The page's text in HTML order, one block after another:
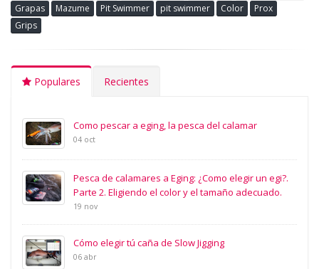
Grapas
Mazume Pit Swimmer pit swimmer Color
Prox
Grips
Populares Recientes
Como pescar a eging, la pesca del calamar
04 oct
Pesca de calamares a Eging: ¿Como elegir un egi?.
Parte 2. Eligiendo el color y el tamaño adecuado.
19 nov
Cómo elegir tú caña de Slow Jigging
06 abr